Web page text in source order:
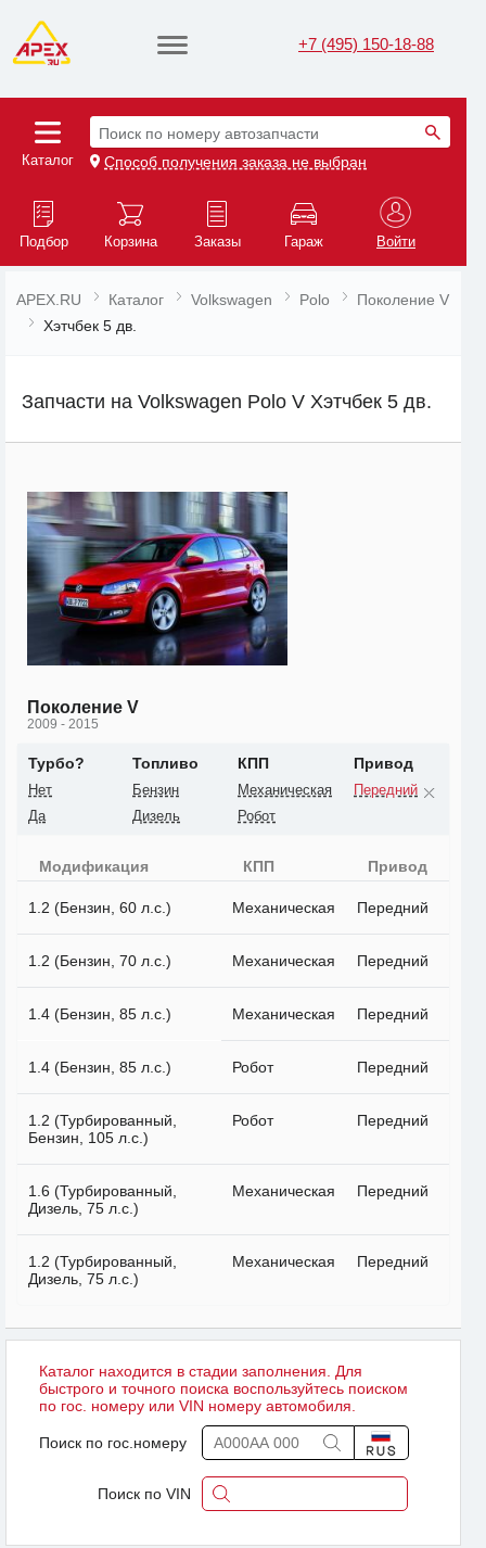
+7 (495) 150-18-88
Каталог
Поиск по номеру автозапчасти
Способ получения заказа не выбран
Подбор Корзина Заказы Гараж Войти
APEX.RU Каталог Volkswagen Polo
Поколение V
Хэтчбек 5 дв.
Запчасти на Volkswagen Polo V Хэтчбек 5 дв.
Поколение V
2009 - 2015
Турбо?
Нет
Да
Топливо
Бензин
Дизель
КПП
Механическая
Робот
Привод
Передний
Модификация КПП Привод
1.2 (Бензин, 60 л.с.) Механическая Передний
1.2 (Бензин, 70 л.с.) Механическая Передний
1.4 (Бензин, 85 л.с.) Механическая Передний
1.4 (Бензин, 85 л.с.) Робот Передний
1.2 (Турбированный,
Бензин, 105 л.с.)
Робот Передний
1.6 (Турбированный,
Дизель, 75 л.с.)
Механическая Передний
1.2 (Турбированный,
Дизель, 75 л.с.)
Механическая Передний
Каталог находится в стадии заполнения. Для
быстрого и точного поиска воспользуйтесь поиском
по гос. номеру или VIN номеру автомобиля.
Поиск по гос.номеру
Поиск по VIN